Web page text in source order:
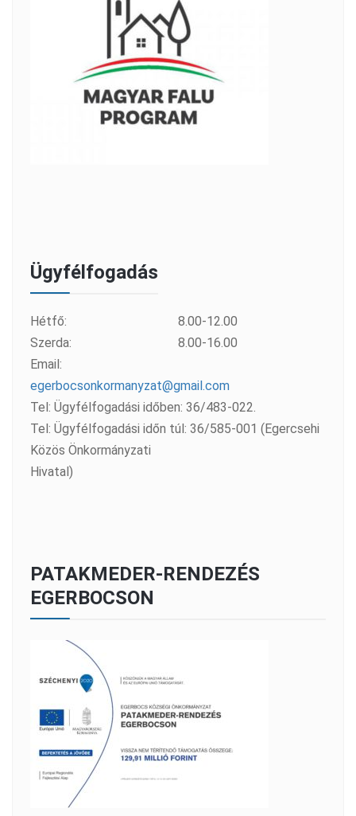
Ügyfélfogadás
Hétfő:
8.00-12.00
Szerda:
8.00-16.00
Email:
egerbocsonkormanyzat@gmail.com
Tel: Ügyfélfogadási időben: 36/483-022.
Tel: Ügyfélfogadási időn túl: 36/585-001 (Egercsehi
Közös Önkormányzati
Hivatal)
PATAKMEDER-RENDEZÉS
EGERBOCSON